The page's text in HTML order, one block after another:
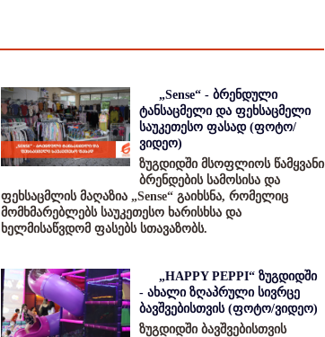
„Sense“ - ბრენდული
ტანსაცმელი და ფეხსაცმელი
საუკეთესო ფასად (ფოტო/
ვიდეო)
ზუგდიდში მსოფლიოს წამყვანი
ბრენდების სამოსისა და
ფეხსაცმლის მაღაზია „Sense“ გაიხსნა, რომელიც
მომხმარებლებს საუკეთესო ხარისხსა და
ხელმისაწვდომ ფასებს სთავაზობს.
„HAPPY PEPPI“ ზუგდიდში
- ახალი ზღაპრული სივრცე
ბავშვებისთვის (ფოტო/ვიდეო)
ზუგდიდში ბავშვებისთვის